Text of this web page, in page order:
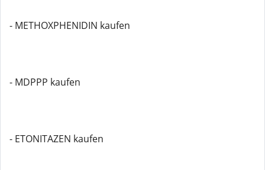
- METHOXPHENIDIN kaufen
- MDPPP kaufen
- ETONITAZEN kaufen